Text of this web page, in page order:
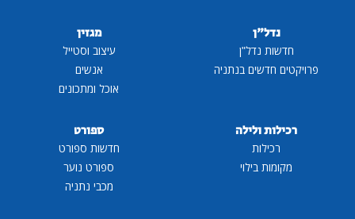
נדל"ן
חדשות נדל"ן
פרויקטים חדשים בנתניה
מגזין
עיצוב וסטייל
אנשים
אוכל ומתכונים
רכילות ולילה
רכילות
מקומות בילוי
ספורט
חדשות ספורט
ספורט נוער
מכבי נתניה